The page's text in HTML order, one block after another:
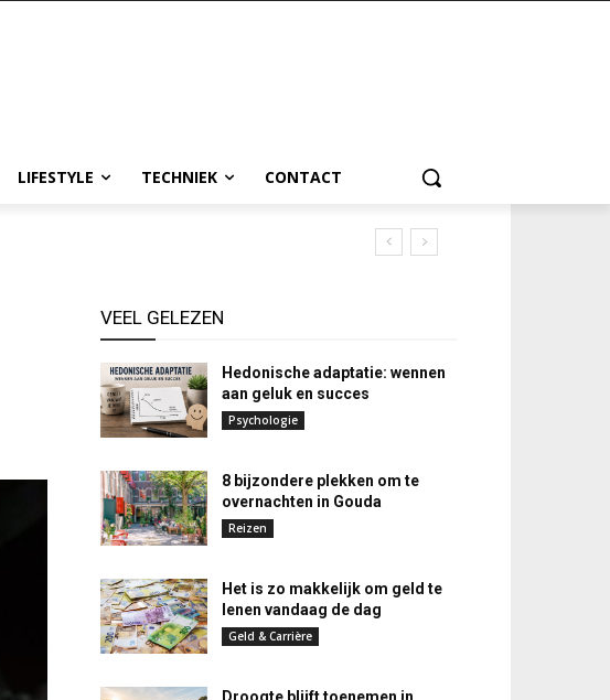
LIFESTYLE TECHNIEK CONTACT
VEEL GELEZEN
Hedonische adaptatie: wennen
aan geluk en succes
Psychologie
8 bijzondere plekken om te
overnachten in Gouda
Reizen
Het is zo makkelijk om geld te
lenen vandaag de dag
Geld & Carrière